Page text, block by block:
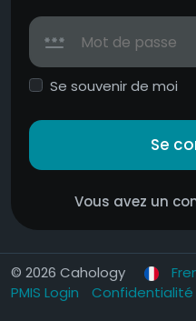
Se souvenir de moi
Se
Vous avez un
© 2026 Cahology
PMIS Login
Confidentialité